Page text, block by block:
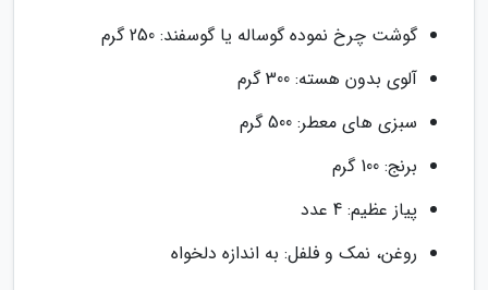
گوشت چرخ نموده گوساله یا گوسفند: 250 گرم
آلوی بدون هسته: 300 گرم
سبزی های معطر: 500 گرم
برنج: 100 گرم
پیاز عظیم: 4 عدد
روغن، نمک و فلفل: به اندازه دلخواه